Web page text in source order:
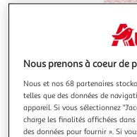
Nous prenons à coeur de
Nous et nos 68 partenaires
telles que des données de
appareil. Si vous sélectionnez
charge les finalités affichées
des données pour fournir ». Si